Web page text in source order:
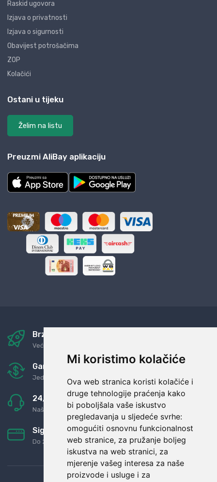
Mi koristimo kolačiće
Ova web stranica koristi kolačiće i
druge tehnologije praćenja kako
bi poboljšala vaše iskustvo
pregledavanja u sljedeće svrhe:
omogućiti osnovnu funkcionalnost
web stranice, za pružanje boljeg
iskustva na web stranici, za
mjerenje vašeg interesa za naše
proizvode i usluge i za
Raskid ugovora
Izjava o privatnosti
Izjava o sigurnosti
Obavijest potrošačima
ZOP
Kolačići
Ostani u tijeku
Želim na listu
Preuzmi AliBay aplikaciju
Brza i sigurna dostava
Već za nekoliko dana kod vas
Garancija u povrat novaca
Jednostavno pravilo: Roba za novac
24/7 odlična podrška
Naši agenti uvijek na raspolaganju
Sigurno obročno plaćanje
Do 24 rata bez kamata